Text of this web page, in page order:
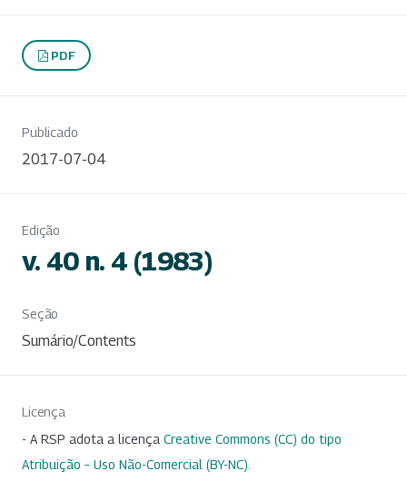
PDF
Publicado
2017-07-04
Edição
v. 40 n. 4 (1983)
Seção
Sumário/Contents
Licença
- A RSP adota a licença Creative Commons (CC) do tipo
Atribuição – Uso Não-Comercial (BY-NC).